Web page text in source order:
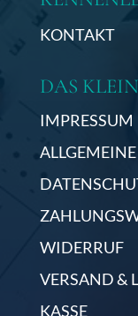
KONTAKT
DAS
IMPRESSUM
WIDERRUF
VERSAND &
KASSE